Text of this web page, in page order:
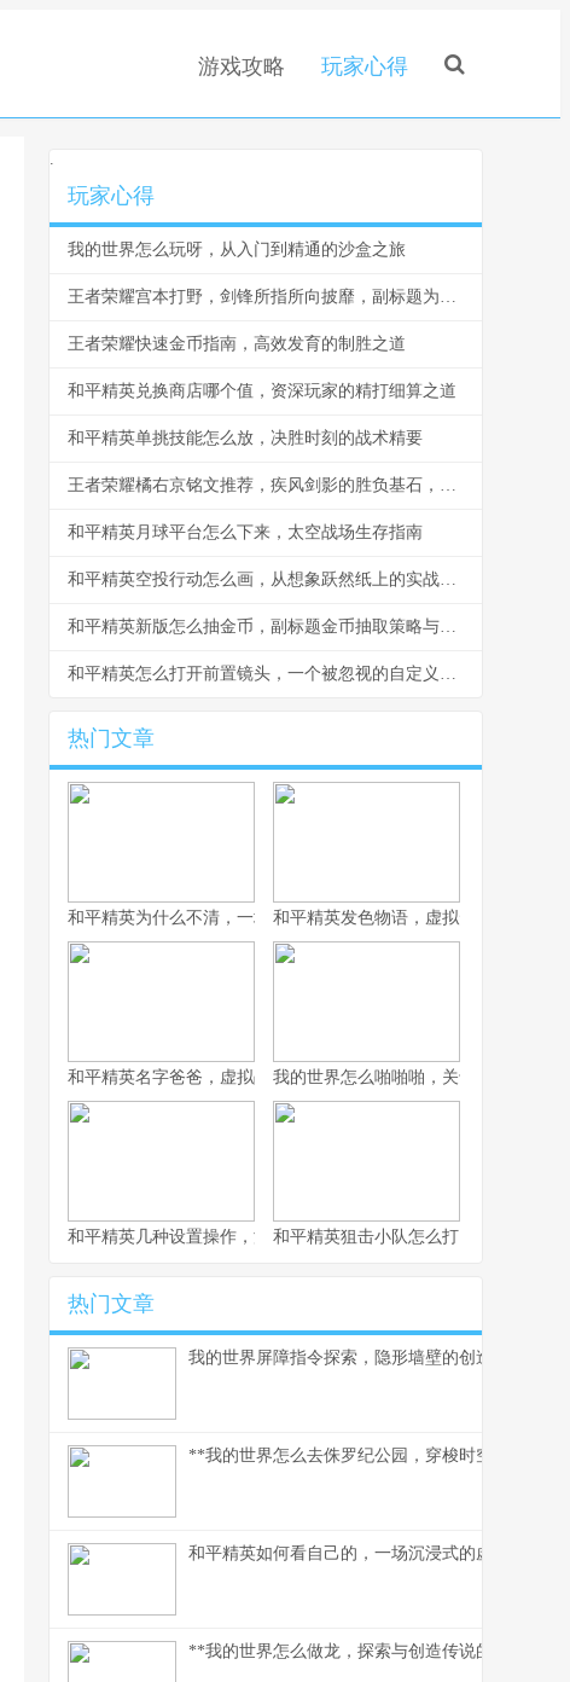
游戏攻略 玩家心得
.
玩家心得
我的世界怎么玩呀，从入门到精通的沙盒之旅
王者荣耀宫本打野，剑锋所指所向披靡，副标题为无双剑客的野区制胜之道
王者荣耀快速金币指南，高效发育的制胜之道
和平精英兑换商店哪个值，资深玩家的精打细算之道
和平精英单挑技能怎么放，决胜时刻的战术精要
王者荣耀橘右京铭文推荐，疾风剑影的胜负基石，副标题，一套铭文定乾坤
和平精英月球平台怎么下来，太空战场生存指南
和平精英空投行动怎么画，从想象跃然纸上的实战指南
和平精英新版怎么抽金币，副标题金币抽取策略与资源规划心得
和平精英怎么打开前置镜头，一个被忽视的自定义视角
热门文章
和平精英为什么不清，一场战术生存的匠心平衡和平精英发色物语，虚拟形象的情绪拼
和平精英名字爸爸，虚拟战场上的情感符号我的世界怎么啪啪啪，关于游戏互动的
和平精英几种设置操作，游戏体验质的飞跃，副标题，资深玩家的
和平精英狙击小队怎么打，副标题，荒
热门文章
我的世界屏障指令探索，隐形墙壁的创造艺术，副
**我的世界怎么去侏罗纪公园，穿梭时空的驯龙之
和平精英如何看自己的，一场沉浸式的虚拟自我对
**我的世界怎么做龙，探索与创造传说的征途**